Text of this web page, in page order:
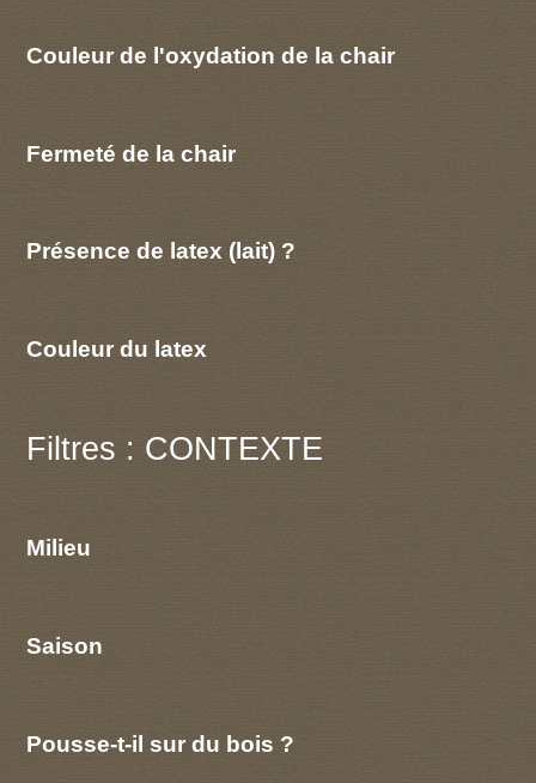
Couleur de l'oxydation de la chair
Fermeté de la chair
Présence de latex (lait) ?
Couleur du latex
Filtres : CONTEXTE
Milieu
Saison
Pousse-t-il sur du bois ?